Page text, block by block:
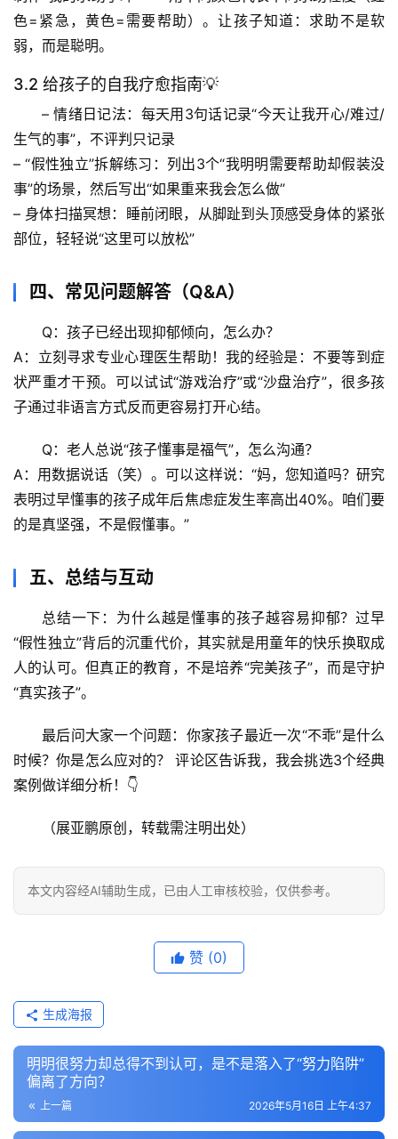
宇
宙
天
生
活
科
学
技
前
心
理
驿
辟
谣
求
色=紧急，黄色=需要帮助）。让孩子知道：求助不是软
弱，而是聪明。
3.2 给孩子的自我疗愈指南💡
– 情绪日记法 ：每天用3句话记录“今天让我开心/难过/
生气的事”，不评判只记录
– “假性独立”拆解练习 ：列出3个“我明明需要帮助却假装没
事”的场景，然后写出“如果重来我会怎么做”
– 身体扫描冥想 ：睡前闭眼，从脚趾到头顶感受身体的紧张
部位，轻轻说“这里可以放松”
四、常见问题解答（Q&A）
Q：孩子已经出现抑郁倾向，怎么办？
A：立刻寻求专业心理医生帮助！我的经验是： 不要等到症
状严重才干预。可以试试“游戏治疗”或“沙盘治疗”，很多孩
子通过非语言方式反而更容易打开心结。
Q：老人总说“孩子懂事是福气”，怎么沟通？
A：用数据说话（笑）。可以这样说：“妈，您知道吗？研究
表明过早懂事的孩子成年后焦虑症发生率高出40%。咱们要
的是真坚强，不是假懂事。”
五、总结与互动
总结一下： 为什么越是懂事的孩子越容易抑郁？过早
“假性独立”背后的沉重代价，其实就是用童年的快乐换取成
人的认可。但真正的教育，不是培养“完美孩子”，而是守护
“真实孩子”。
最后问大家一个问题： 你家孩子最近一次“不乖”是什么
时候？你是怎么应对的？
评论区告诉我，我会挑选3个经典
案例做详细分析！👇
（展亚鹏原创，转载需注明出处）
本文内容经AI辅助生成，已由人工审核校验，仅供参考。
赞 (0)
生成海报
明明很努力却总得不到认可，是不是落入了“努力陷阱”
偏离了方向？
上一篇 2026年5月16日 上午4:37